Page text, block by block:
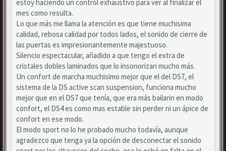
estoy haciendo un control exhaustivo para ver al finalizar el
mes como resulta.
Lo que más me llama la atención es que tiene muchisima
calidad, rebosa calidad por todos lados, el sonido de cierre de
las puertas es impresionantemente majestuoso.
Silencio espectacular, añadido a que tengo el extra de
cristales dobles laminados que lo insonorizan mucho más.
Un confort de marcha muchisimo mejor que el del DS7, el
sistema de la DS active scan suspension, funciona mucho
mejor que en el DS7 que tenía, que era más bailarin en modo
confort, el DS4 es como mas estable sin perder ni un ápice de
confort en ese modo.
El modo sport no lo he probado mucho todavía, aunque
agradezco que tenga ya la opción de desconectar el sonido